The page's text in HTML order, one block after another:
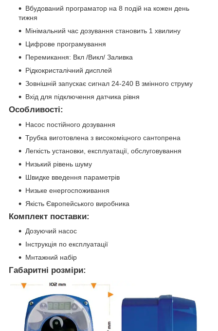
Вбудований програматор на 8 подій на кожен день
тижня
Мінімальний час дозування становить 1 хвилину
Цифрове програмування
Перемикання: Вкл /Викл/ Заливка
Рідкокристалічний дисплей
Зовнішній запускає сигнал 24-240 В змінного струму
Вхід для підключення датчика рівня
Особливості:
Насос постійного дозування
Трубка виготовлена з високоміцного сантопрена
Легкість установки, експлуатації, обслуговування
Низький рівень шуму
Швидке введення параметрів
Низьке енергоспоживання
Якість Європейського виробника
Комплект поставки:
Дозуючий насос
Інструкція по експлуатації
Мнтажний набір
Габаритні розміри: